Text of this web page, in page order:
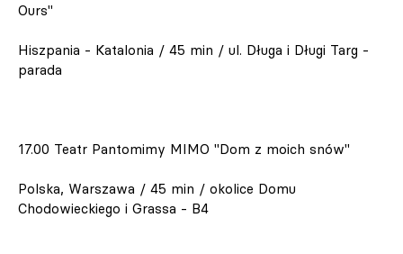
Ours"
Hiszpania - Katalonia / 45 min / ul. Długa i Długi Targ -
parada
17.00 Teatr Pantomimy MIMO "Dom z moich snów"
Polska, Warszawa / 45 min / okolice Domu
Chodowieckiego i Grassa - B4